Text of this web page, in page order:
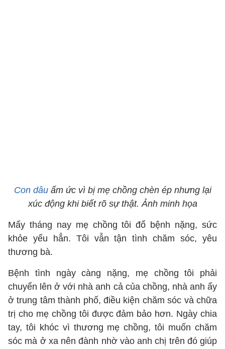
Con dâuấm ức vì bị mẹ chồng chèn ép nhưng lại
xúc động khi biết rõ sự thật. Ảnh minh họa
Mấy tháng nay mẹ chồng tôi đổ bệnh nặng, sức
khỏe yếu hẳn. Tôi vẫn tận tình chăm sóc, yêu
thương bà.
Bệnh tình ngày càng nặng, mẹ chồng tôi phải
chuyển lên ở với nhà anh cả của chồng, nhà anh ấy
ở trung tâm thành phố, điều kiện chăm sóc và chữa
trị cho mẹ chồng tôi được đảm bảo hơn. Ngày chia
tay, tôi khóc vì thương mẹ chồng, tôi muốn chăm
sóc mà ở xa nên đành nhờ vào anh chị trên đó giúp